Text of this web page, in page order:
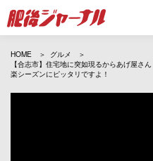
HOME
グルメ
【合志市】住宅地に突如現るからあげ屋さ
楽シーズンにピッタリですよ！